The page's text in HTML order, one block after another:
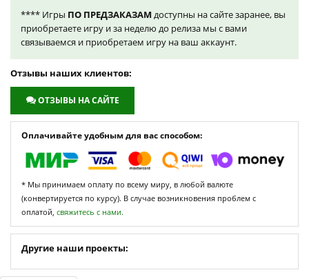
**** Игры ПО ПРЕДЗАКАЗАМ доступны на сайте заранее, вы
приобретаете игру и за неделю до релиза мы с вами
связываемся и приобретаем игру на ваш аккаунт.
Отзывы наших клиентов:
ОТЗЫВЫ НА САЙТЕ
Оплачивайте удобным для вас способом:
* Мы принимаем оплату по всему миру, в любой валюте
(конвертируется по курсу). В случае возникновения проблем с
оплатой, свяжитесь с нами.
Другие наши проекты: